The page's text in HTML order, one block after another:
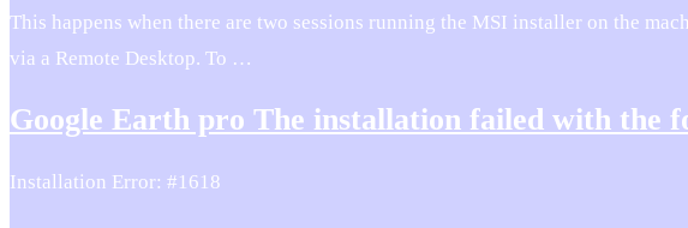
This happens when there are two sessions running the MSI installer on the
via a Remote Desktop. To …
Google Earth pro The installation failed with
Installation Error: #1618